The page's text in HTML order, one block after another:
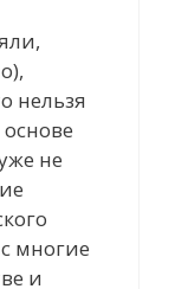
нельзя
не
многие
и